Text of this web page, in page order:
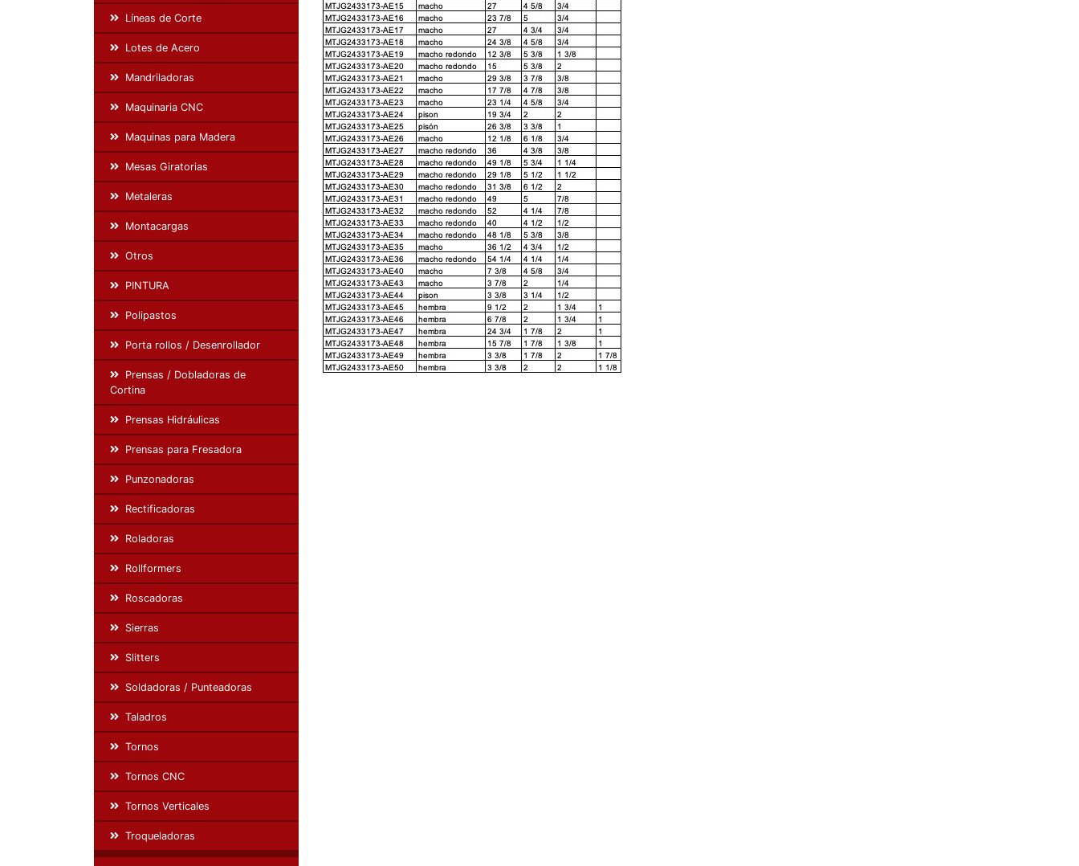
Líneas de Corte
Lotes de Acero
Mandriladoras
Maquinaria CNC
Maquinas para Madera
Mesas Giratorias
Metaleras
Montacargas
Otros
PINTURA
Polipastos
Porta rollos / Desenrollador
Prensas / Dobladoras de
Cortina
Prensas Hidráulicas
Prensas para Fresadora
Punzonadoras
Rectificadoras
Roladoras
Rollformers
Roscadoras
Sierras
Slitters
Soldadoras / Punteadoras
Taladros
Tornos
Tornos CNC
Tornos Verticales
Troqueladoras